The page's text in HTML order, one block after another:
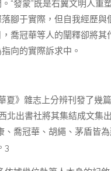
“發蒙”既是右翼文明人重
腳于實際，但自我經歷與
喬冠華等人的闡釋卻將
向的實際訴求中。
》雜志上分辨刊發了幾
出書社將其集結成文集
喬冠華、胡繩、茅盾皆
3